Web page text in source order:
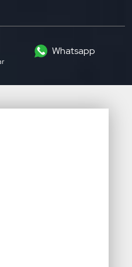
Whatsapp